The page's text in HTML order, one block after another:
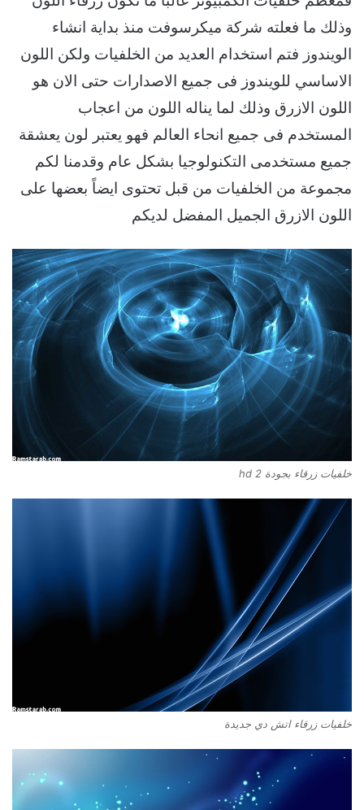
وذلك ما فعلته شركة ميكرسوفت منذ بداية انشاء
الويندوز فتم استخدام العديد من الخلفيات ولكن اللون
الاساسي للويندوز فى جميع الاصدارات حتى الان هو
اللون الازرق وذلك لما يناله اللون من اعجاب
المستخدم فى جميع انحاء العالم فهو يعتبر لون يعشقة
جميع مستخدمى التكنولوجيا بشكل عام وقدمنا لكم
مجموعة من الخلفيات من قبل تحتوى ايضاً بعضها على
اللون الازرق الجميل المفضل لديكم
خلفيات زرقاء بجودة hd 2
خلفيات زرقاء اتش دي جديدة